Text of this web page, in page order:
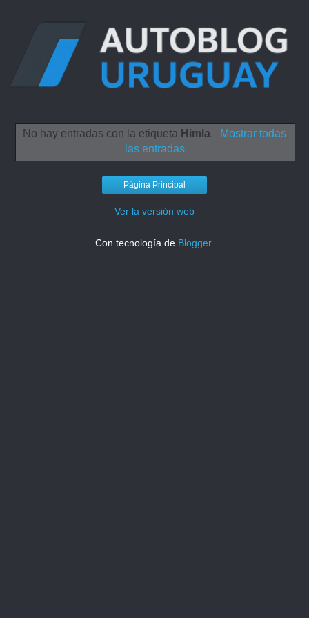
No hay entradas con la etiqueta Himla.
Mostrar todas
las entradas
Página Principal
Ver la versión web
Con tecnología de Blogger.